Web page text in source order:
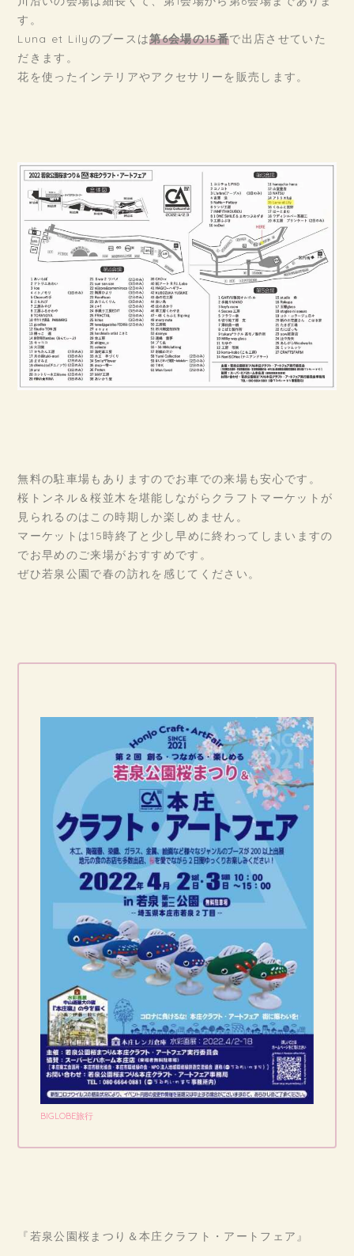
す。
Luna et Lilyのブースは第6会場の15番で出店させていた
だきます。
花を使ったインテリアやアクセサリーを販売します。
無料の駐車場もありますのでお車での来場も安心です。
桜トンネル＆桜並木を堪能しながらクラフトマーケットが
見られるのはこの時期しか楽しめません。
マーケットは15時終了と少し早めに終わってしまいますの
でお早めのご来場がおすすめです。
ぜひ若泉公園で春の訪れを感じてください。
BIGLOBE旅行
『若泉公園桜まつり＆本庄クラフト・アートフェア』